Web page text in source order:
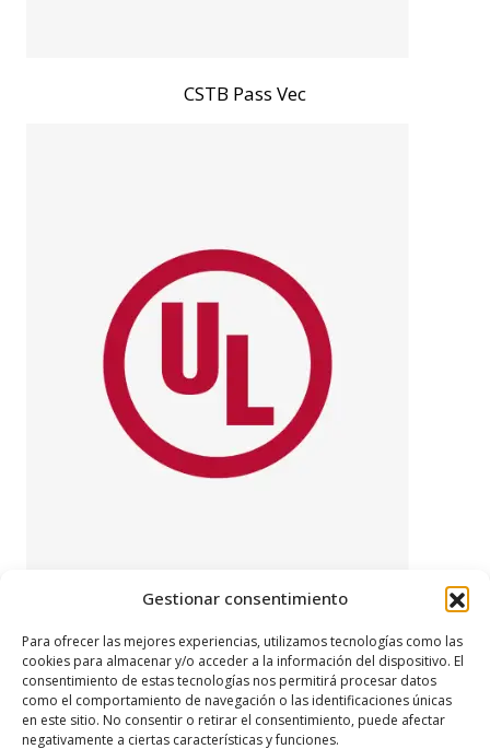
Gestionar consentimiento
Para ofrecer las mejores experiencias, utilizamos tecnologías como las
cookies para almacenar y/o acceder a la información del dispositivo. El
consentimiento de estas tecnologías nos permitirá procesar datos
como el comportamiento de navegación o las identificaciones únicas
en este sitio. No consentir o retirar el consentimiento, puede afectar
negativamente a ciertas características y funciones.
CSTB Pass Vec
We export products to the USA with UL
certification